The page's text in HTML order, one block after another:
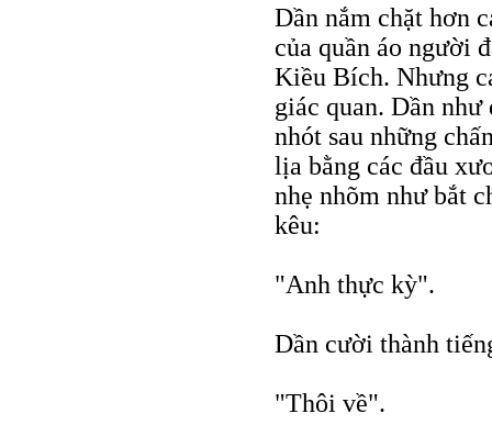
Dần nắm chặt hơn
của quần áo người
Kiều Bích. Nhưng
giác quan. Dần
nhót sau những
lịa bằng các đầu
nhẹ nhõm như bắt
kêu:
"Anh thực kỳ".
Dần cười thành
"Thôi về".